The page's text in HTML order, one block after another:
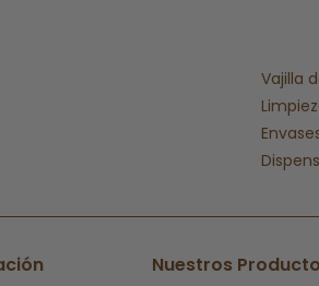
Vajilla
Nuestros